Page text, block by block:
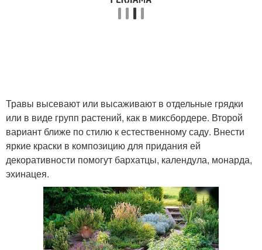
Травы высевают или высаживают в отдельные грядки
или в виде групп растений, как в миксбордере. Второй
вариант ближе по стилю к естественному саду. Внести
яркие краски в композицию для придания ей
декоративности помогут бархатцы, календула, монарда,
эхинацея.